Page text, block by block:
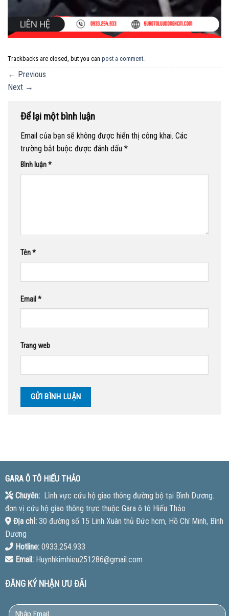
Trackbacks are closed, but you can post a comment
← Previous
Next →
Để lại một bình luận
Email của bạn sẽ không được hiển thị công khai. Các
trường bắt buộc được đánh dấu *
Bình luận*
Tên*
Email *
Trang web
GARA Ô TÔ HIẾU THẢO
Chuyên:Lĩnh vực cứu hộ giao thông đường bộ tại Bình Dương.
đơn vị cứu hộ giao thông trực thuộc Gara ô tô Hiếu Thảo
Địa chỉ:30 đường số 15 Linh Xuân thủ Đức hcm, Hồ Chí Minh, Bình
Dương
Hotline:0933.254.933
Email:Huynhkimhieu251286@gmail.com
ĐĂNG KÝ NHẬN ƯU ĐÃI